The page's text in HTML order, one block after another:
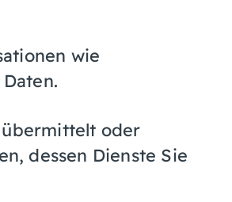
wie
übermittelt oder
dessen Dienste Sie